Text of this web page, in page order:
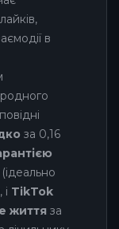
в
за 0,16
TikTok
життя за